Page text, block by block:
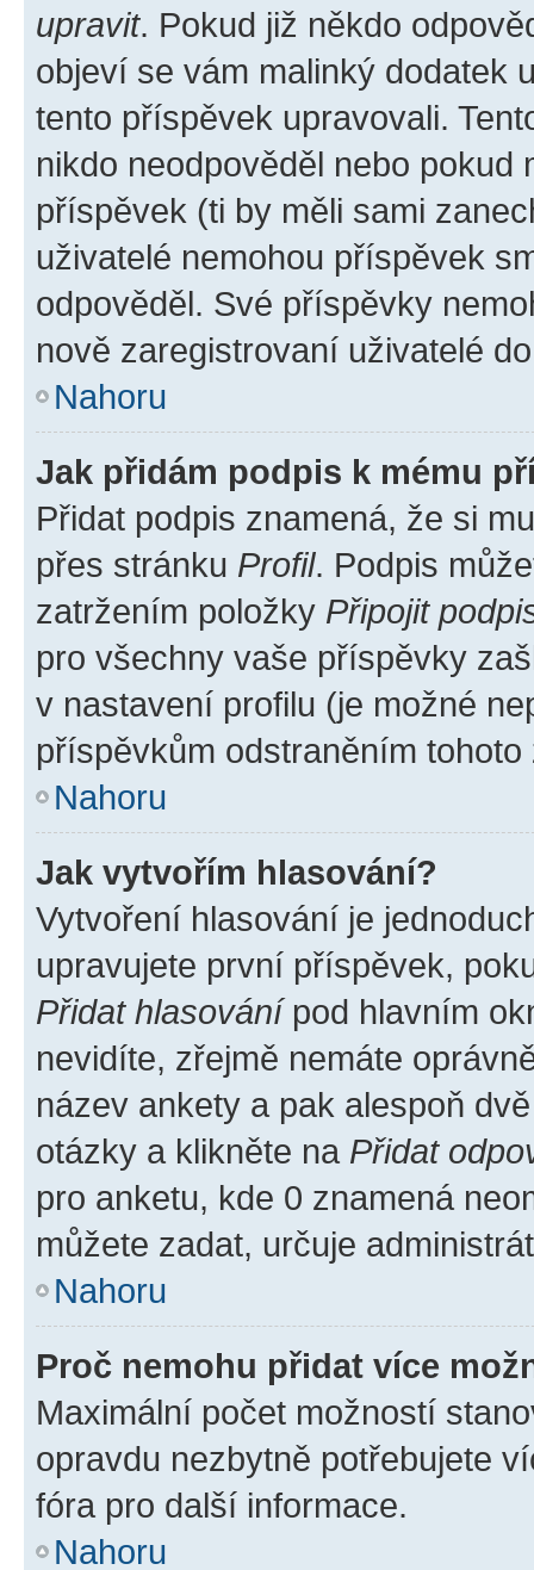
upravit. Pokud již někdo
objeví se vám malinký dodatek
tento příspěvek upravovali.
nikdo neodpověděl nebo pokud
příspěvek (ti by měli sami
uživatelé nemohou příspěvek
odpověděl. Své příspěvky
nově zaregistrovaní uživatelé
Nahoru
Jak přidám podpis k mému
Přidat podpis znamená, že si
přes stránku Profil. Podpis
zatržením položky Připojit
pro všechny vaše příspěvky
v nastavení profilu (je možné
příspěvkům odstraněním
Nahoru
Jak vytvořím hlasování?
Vytvoření hlasování je
upravujete první příspěvek,
Přidat hlasovánípod hlavním
nevidíte, zřejmě nemáte
název ankety a pak alespoň
otázky a klikněte na Přidat
pro anketu, kde 0 znamená
můžete zadat, určuje
Nahoru
Proč nemohu přidat více
Maximální počet možností
opravdu nezbytně potřebujete
fóra pro další informace.
Nahoru